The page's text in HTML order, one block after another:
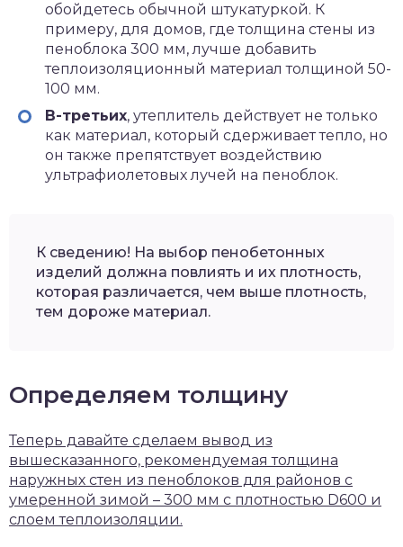
обойдетесь обычной штукатуркой. К
примеру, для домов, где толщина стены из
пеноблока 300 мм, лучше добавить
теплоизоляционный материал толщиной 50-
100 мм.
В-третьих, утеплитель действует не только
как материал, который сдерживает тепло, но
он также препятствует воздействию
ультрафиолетовых лучей на пеноблок.
К сведению! На выбор пенобетонных
изделий должна повлиять и их плотность,
которая различается, чем выше плотность,
тем дороже материал.
Определяем толщину
Теперь давайте сделаем вывод из
вышесказанного, рекомендуемая толщина
наружных стен из пеноблоков для районов с
умеренной зимой – 300 мм с плотностью D600 и
слоем теплоизоляции.